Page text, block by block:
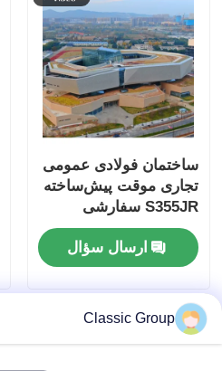
ساختمان فولادی عمومی
تجاری موقت پیش‌ساخته
S355JR سفارشی
ارسال سؤال
Classic Group